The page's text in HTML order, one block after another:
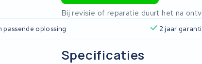
Bij revisie of reparatie duurt het na
passende oplossing 2 jaar
Specificaties